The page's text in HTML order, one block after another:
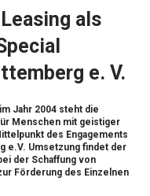
als
e. V.
Jahr 2004 steht die
Menschen mit geistiger
des Engagements
e.V. Umsetzung findet der
der Schaffung von
Förderung des Einzelnen